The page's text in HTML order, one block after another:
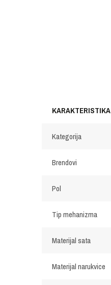
KARAKTERISTIKA
Kategorija
Brendovi
Pol
Tip mehanizma
Materijal sata
Materijal narukvice